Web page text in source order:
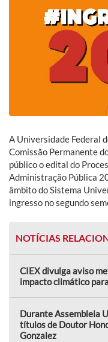
A Universidade Federal
Comissão Permanente
público o edital do
Administração Pública
âmbito do Sistema
ingresso no segundo
NOTÍCIAS
CIEX divulga aviso
impacto climático
Durante Assembleia
títulos de Doutor
Gonzalez